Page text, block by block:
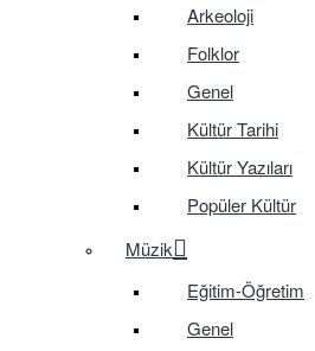
Arkeoloji
Folklor
Genel
Kültür Tarihi
Kültür Yazıları
Popüler Kültür
Müzik
Eğitim-Öğretim
Genel